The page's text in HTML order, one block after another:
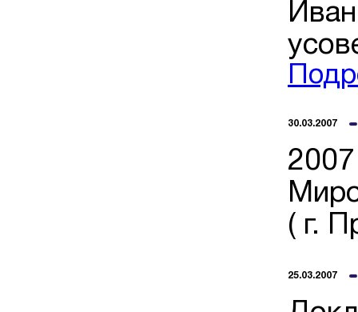
30.03.2007
( г.
25.03.2007